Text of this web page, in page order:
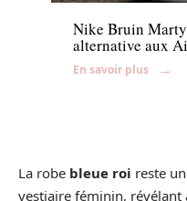
Nike Bruin
alternative aux
En savoir plus
La robe bleue roi reste
vestiaire féminin,